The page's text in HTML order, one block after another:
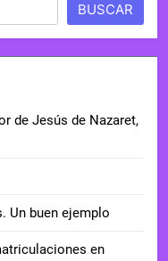
BUSCAR
de Jesús de Nazaret,
Un buen ejemplo
en